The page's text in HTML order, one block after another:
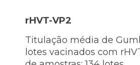
rHVT-VP2
Titulação média de
lotes vacinados com